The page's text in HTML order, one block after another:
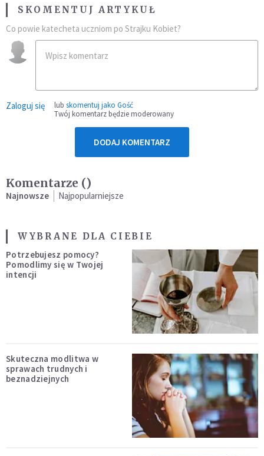
SKOMENTUJ ARTYKUŁ
Co powie katecheta uczniom po Strajku Kobiet?
Zaloguj się lub skomentuj jako Gość
Twój komentarz będzie moderowany
DODAJ KOMENTARZ
Komentarze ()
Najnowsze Najpopularniejsze
WYBRANE DLA CIEBIE
Potrzebujesz pomocy?
Pomodlimy się w Twojej
intencji
Skuteczna modlitwa w
sprawach trudnych i
beznadziejnych